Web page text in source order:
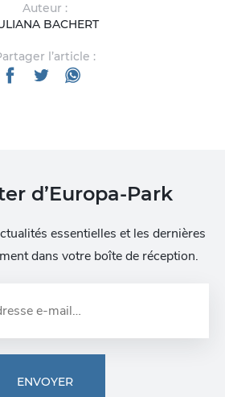
Auteur :
BACHERT
l’article :
d’Europa-Park
essentielles et les dernières
dans votre boîte de réception.
ENVOYER